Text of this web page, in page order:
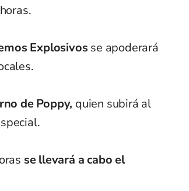
Explosivos se apoderará
de Poppy, quien subirá al
se llevará a cabo el